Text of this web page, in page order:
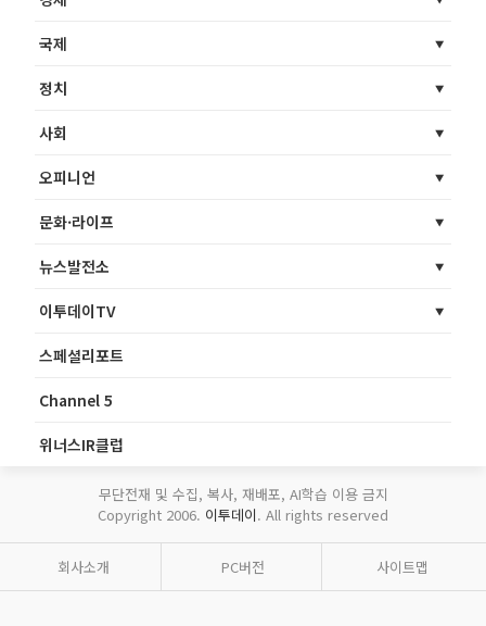
국제
정치
사회
오피니언
문화·라이프
뉴스발전소
이투데이TV
스페셜리포트
Channel 5
위너스IR클럽
무단전재 및 수집, 복사, 재배포, AI학습 이용 금지
Copyright 2006. 이투데이. All rights reserved
회사소개 PC버전 사이트맵